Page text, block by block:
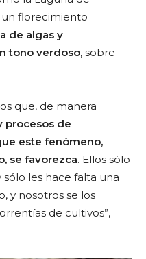
florecimiento
de algas y
tono verdoso, sobre
que, de manera
procesos de
este fenómeno,
se favorezca. Ellos sólo
les hace falta una
y nosotros se los
de cultivos”,